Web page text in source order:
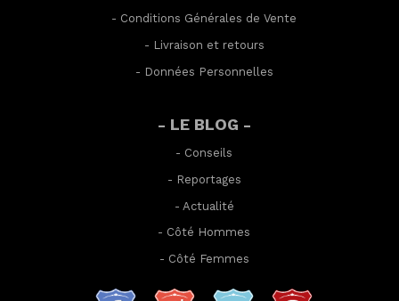
- Conditions Générales de Vente
- Livraison et retours
- Données Personnelles
- LE BLOG -
- Conseils
- Reportages
- Actualité
- Côté Hommes
- Côté Femmes